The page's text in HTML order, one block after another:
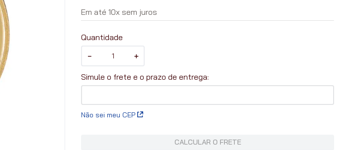
Em até10x sem juros
Quantidade
＋
－
Não sei meu CEP
CALCULAR O FRETE